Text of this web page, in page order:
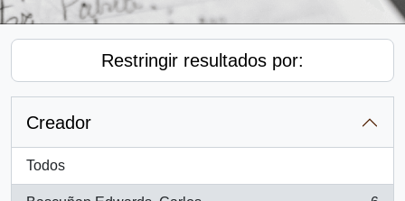
Restringir resultados por:
Creador
Todos